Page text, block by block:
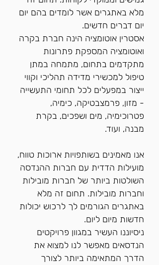
מלא באתגרים אשר לומדים בהם יום
יום דברים חדשים.
אסטרין אוטומציה הינה חברת בקרה
ואוטומציה המספקת פתרונות
מתקדמים בתחום, מתמחה במתן
טיפול למכשירי מדידה תהליכי וקווי
ייצור במפעלים לכל תחומי התעשייה
- מזון, פרמצבטיקה, כימיה,
פטרוכימיה, מים ושפכים, בקרת
מבנה, ועוד.
אנו מאמינים בשותפויות ארוכות טווח,
מועילות הדדית עם חברות ההנדסה
השולטות ביותר של חברות מובילות
וחברות מובילות. תחום זה מלא
באתגרים הגורמים לך לרכוש יכולות
חדשות מיום ליום.
ניסיוננו העשיר במגוון פרויקטים
הנדסאים מאפשר לנו למצוא את
הדרך המתאימה ביותר לצורך